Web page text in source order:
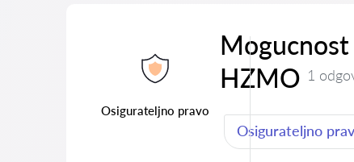
Osigurateljno pravo
HZMO 1
Osigurateljno